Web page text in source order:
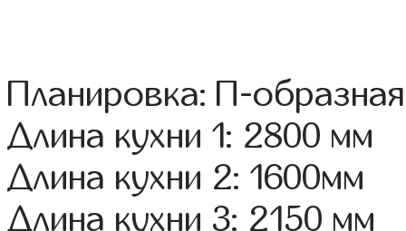
Планировка: П-образная
Длина кухни 1: 2800 мм
Длина кухни 2: 1600мм
Длина кухни 3: 2150 мм